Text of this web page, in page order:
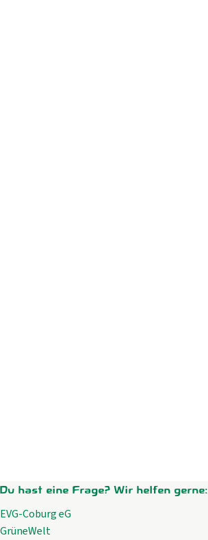
Du hast eine Frage? Wir helfen gerne:
EVG-Coburg eG
GrüneWelt